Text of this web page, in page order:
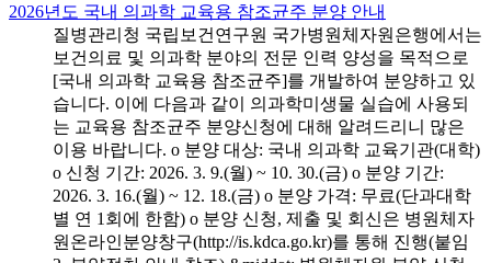
2026년도 국내 의과학 교육용 참조균주 분양 안내
질병관리청 국립보건연구원 국가병원체자원은행에서는
보건의료 및 의과학 분야의 전문 인력 양성을 목적으로
[국내 의과학 교육용 참조균주]를 개발하여 분양하고 있
습니다. 이에 다음과 같이 의과학미생물 실습에 사용되
는 교육용 참조균주 분양신청에 대해 알려드리니 많은
이용 바랍니다. o 분양 대상: 국내 의과학 교육기관(대학)
o 신청 기간: 2026. 3. 9.(월) ~ 10. 30.(금) o 분양 기간:
2026. 3. 16.(월) ~ 12. 18.(금) o 분양 가격: 무료(단과대학
별 연 1회에 한함) o 분양 신청, 제출 및 회신은 병원체자
원온라인분양창구(http://is.kdca.go.kr)를 통해 진행(붙임